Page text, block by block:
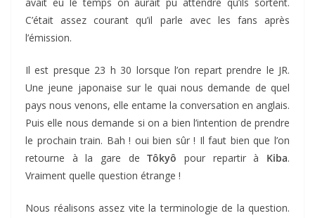
C’était assez courant qu’il parle avec les fans après
l’émission.
Il est presque 23 h 30 lorsque l’on repart prendre le JR.
Une jeune japonaise sur le quai nous demande de quel
pays nous venons, elle entame la conversation en anglais.
Puis elle nous demande si on a bien l’intention de prendre
le prochain train. Bah ! oui bien sûr ! Il faut bien que l’on
retourne à la gare deTôkyô pour repartir à Kiba.
Vraiment quelle question étrange !
Nous réalisons assez vite la terminologie de la question.